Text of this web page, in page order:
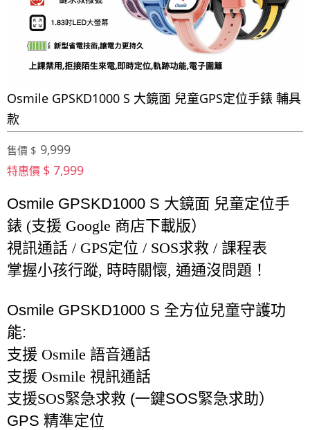
Osmile GPSKD1000 S 大鏡面 兒童GPS定位手錶 輔具
款
售價 $ 9,999
特惠價 $ 7,999
Osmile GPSKD1000 S 大鏡面 兒童定位手
錶 (支援 Google 商店下載版）
視訊通話 / GPS定位 / SOS求救 / 課程表
掌握小孩行蹤, 時時關懷, 通通沒問題！
Osmile GPSKD1000 S 全方位兒童守護功
能:
支援 Osmile 語音通話
支援 Osmile 視訊通話
支援SOS緊急求救 (一鍵SOS緊急求助）
GPS 精準定位